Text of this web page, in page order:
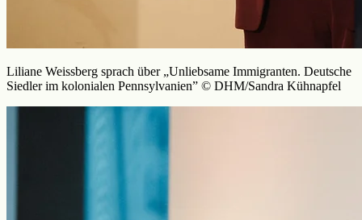
Liliane Weissberg sprach über „Unliebsame Immigranten. Deutsche
Siedler im kolonialen Pennsylvanien” © DHM/Sandra Kühnapfel